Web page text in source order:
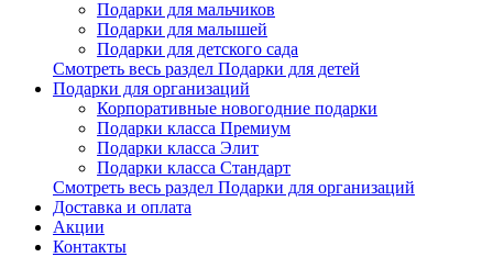
Подарки для мальчиков
Подарки для малышей
Подарки для детского сада
Смотреть весь раздел Подарки для детей
Подарки для организаций
Корпоративные новогодние подарки
Подарки класса Премиум
Подарки класса Элит
Подарки класса Стандарт
Смотреть весь раздел Подарки для организаций
Доставка и оплата
Акции
Контакты